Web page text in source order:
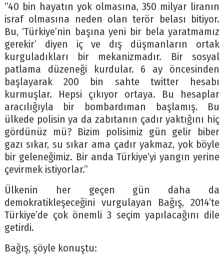
”40 bin hayatın yok olmasına, 350 milyar liranın
israf olmasına neden olan terör belası bitiyor.
Bu, ‘Türkiye’nin başına yeni bir bela yaratmamız
gerekir’ diyen iç ve dış düşmanların ortak
kurguladıkları bir mekanizmadır. Bir sosyal
patlama düzeneği kurdular. 6 ay öncesinden
başlayarak 200 bin sahte twitter hesabı
kurmuşlar. Hepsi çıkıyor ortaya. Bu hesaplar
aracılığıyla bir bombardıman başlamış. Bu
ülkede polisin ya da zabıtanın çadır yaktığını hiç
gördünüz mü? Bizim polisimiz gün gelir biber
gazı sıkar, su sıkar ama çadır yakmaz, yok böyle
bir geleneğimiz. Bir anda Türkiye’yi yangın yerine
çevirmek istiyorlar.”
Ülkenin her geçen gün daha da
demokratikleşeceğini vurgulayan Bağış, 2014’te
Türkiye’de çok önemli 3 seçim yapılacağını dile
getirdi.
Bağış, şöyle konuştu: